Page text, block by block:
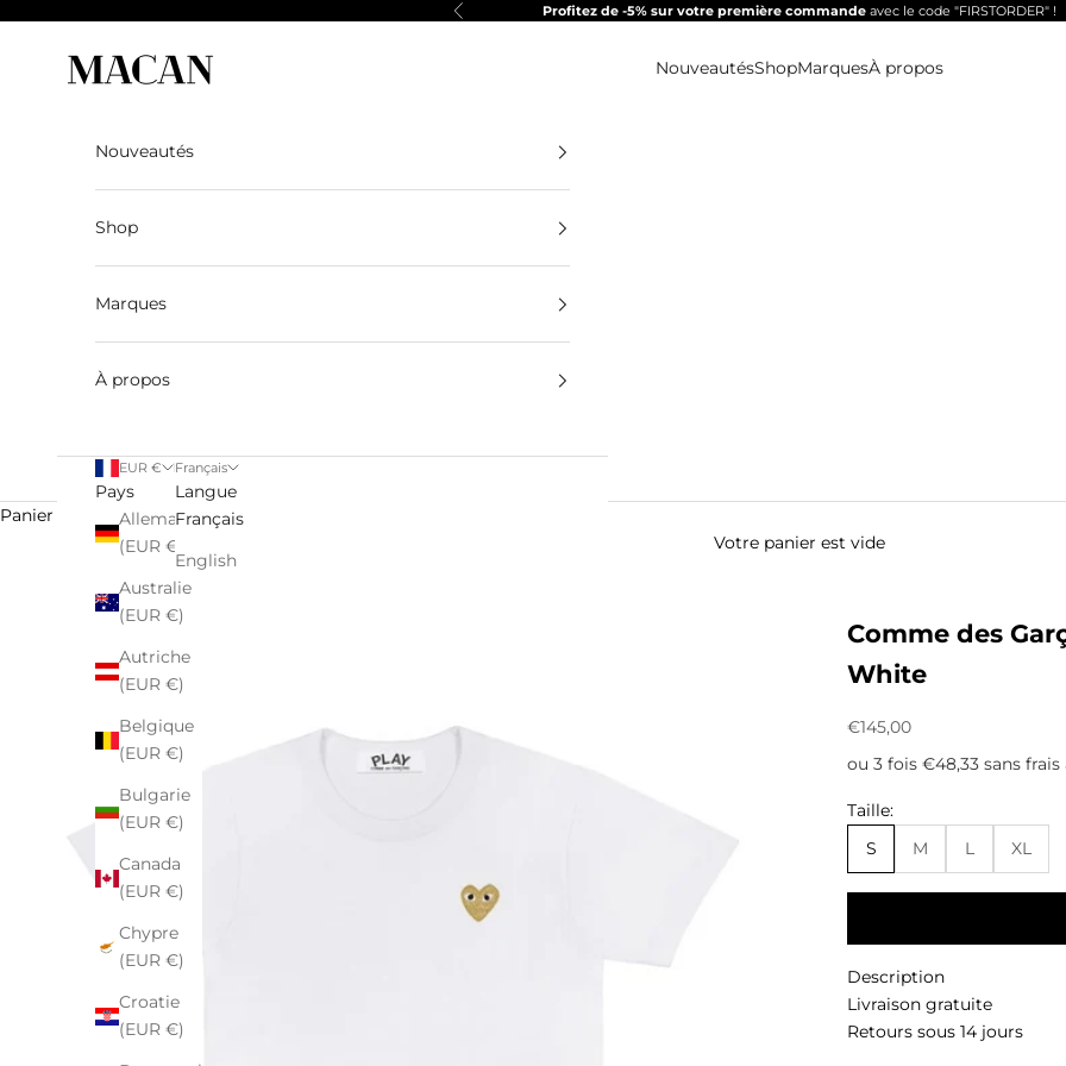
Précédent Profitez de -5% sur votre première commande avec le code "FIRSTORDER" !
Macan Story
NouveautésShopMarquesÀ propos
Nouveautés
Shop
Marques
À propos
EUR €
Pays
Allemagne
(EUR €)
Australie
(EUR €)
Autriche
(EUR €)
Belgique
(EUR €)
Bulgarie
(EUR €)
Canada
(EUR €)
Chypre
(EUR €)
Croatie
(EUR €)
Français
Langue
Français
English
Panier
Votre panier est vide
Comme des
White
Prix de vente
€145,00
ou 3 fois €48,33 sans frais
Taille:
S
M L XL
Description
Livraison gratuite
Retours sous 14 jours